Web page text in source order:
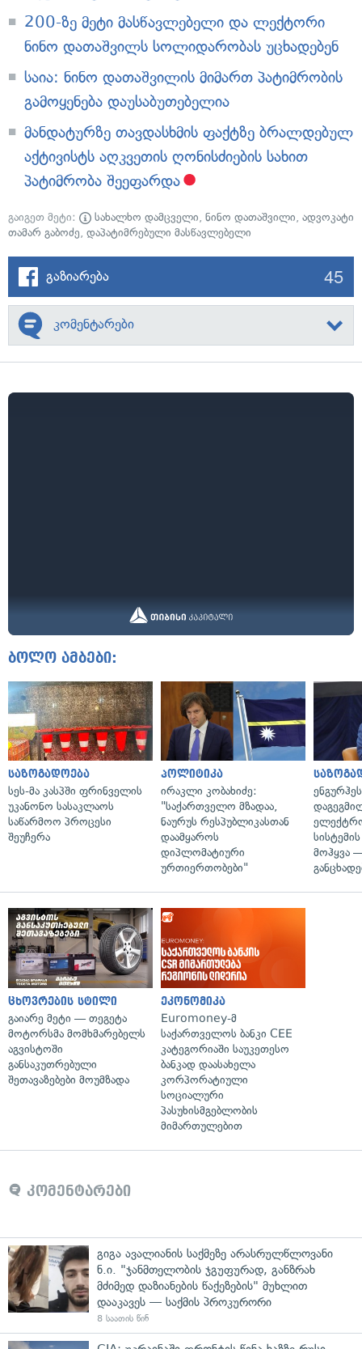
200-ზე მეტი მასწავლებელი და ლექტორი
ნინო დათაშვილს სოლიდარობას უცხადებენ
საია: ნინო დათაშვილის მიმართ პატიმრობის
გამოყენება დაუსაბუთებელია
მანდატურზე თავდასხმის ფაქტზე ბრალდებულ
აქტივისტს აღკვეთის ღონისძიების სახით
პატიმრობა შეეფარდა
გაიგეთ მეტი: სახალხო დამცველი, ნინო დათაშვილი, ადვოკატი
თამარ გაბოძე, დაპატიმრებული მასწავლებელი
გაზიარება 45
კომენტარები
ბოლო ამბები:
საზოგადოება
სეს-მა კასპში ფრინველის
უკანონო სასაკლაოს
საწარმოო პროცესი
შეუჩერა
პოლიტიკა
ირაკლი კობახიძე:
"საქართველო მზადაა,
ნაურუს რესპუბლიკასთან
დაამყაროს
დიპლომატიური
ურთიერთობები"
მოჰყვა
ცხოვრების სტილი
გაიარე მეტი — თეგეტა
მოტორსმა მომხმარებელს
აგვისტოში
განსაკუთრებული
შეთავაზებები მოუმზადა
ეკონომიკა
Euromoney-მ
საქართველოს ბანკი CEE
კატეგორიაში საუკეთესო
ბანკად დაასახელა
კორპორატიული
სოციალური
პასუხისმგებლობის
მიმართულებით
კომენტარები
გიგა ავალიანის საქმეზე არასრულწლოვანი
ნ.ი. "ჯანმთელობის ჯგუფურად, განზრახ
მძიმედ დაზიანების წაქეზების" მუხლით
დააკავეს — საქმის პროკურორი
8 საათის წინ